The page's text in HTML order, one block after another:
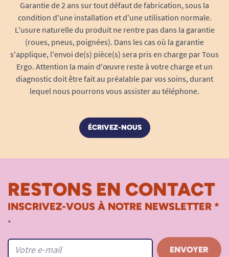
Garantie de 2 ans sur tout défaut de fabrication, sous la
condition d'une installation et d'une utilisation normale.
L'usure naturelle du produit ne rentre pas dans la garantie
(roues, pneus, poignées). Dans les cas où la garantie
s'applique, l'envoi de(s) pièce(s) sera pris en charge par Tous
Ergo. Attention la main d'œuvre reste à votre charge et un
diagnostic doit être fait au préalable par vos soins, durant
lequel nous pourrons vous assister au téléphone.
ÉCRIVEZ-NOUS
RESTONS EN CONTACT
INSCRIVEZ-VOUS À NOTRE NEWSLETTER *
*